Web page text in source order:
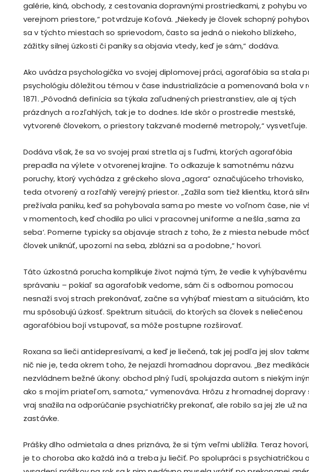
galérie, kiná, obchody, z cestovania dopravnými prostriedkami, z pohybu vo
verejnom priestore,“ potvrdzuje Koťová. „Niekedy je človek schopný
sa v týchto miestach so sprievodom, často sa jedná o niekoho blízkeho,
zážitky silnej úzkosti či paniky sa objavia vtedy, keď je sám,“ dodáva.
Ako uvádza psychologička vo svojej diplomovej práci, agorafóbia sa stala
psychológiu dôležitou témou v čase industrializácie a pomenovaná bola v
1871. „Pôvodná definícia sa týkala zaľudnených priestranstiev, ale aj tých
prázdnych a rozľahlých, tak je to dodnes. Ide skôr o prostredie mestské,
vytvorené človekom, o priestory takzvané moderné metropoly,“ vysvetľuje.
Dodáva však, že sa vo svojej praxi stretla aj s ľuďmi, ktorých agorafóbia
prepadla na výlete v otvorenej krajine. To odkazuje k samotnému názvu
poruchy, ktorý vychádza z gréckeho slova „agora“ označujúceho trhovisko,
teda otvorený a rozľahlý verejný priestor. „Zažila som tiež klientku, ktorá
prežívala paniku, keď sa pohybovala sama po meste vo voľnom čase, nie
v momentoch, keď chodila po ulici v pracovnej uniforme a nešla ‚sama za
seba‘. Pomerne typicky sa objavuje strach z toho, že z miesta nebude môcť
človek uniknúť, upozorní na seba, zblázni sa a podobne,“ hovorí.
Táto úzkostná porucha komplikuje život najmä tým, že vedie k vyhýbavému
správaniu – pokiaľ sa agorafobik vedome, sám či s odbornou pomocou
nesnaží svoj strach prekonávať, začne sa vyhýbať miestam a situáciám,
mu spôsobujú úzkosť. Spektrum situácií, do ktorých sa človek s neliečenou
agorafóbiou bojí vstupovať, sa môže postupne rozširovať.
Roxana sa lieči antidepresívami, a keď je liečená, tak jej podľa jej slov
nič nie je, teda okrem toho, že nejazdí hromadnou dopravou. „Bez
nezvládnem bežné úkony: obchod plný ľudí, spolujazda autom s niekým
ako s mojím priateľom, samota,“ vymenováva. Hrôzu z hromadnej dopravy
vraj snažila na odporúčanie psychiatričky prekonať, ale robilo sa jej zle už na
zastávke.
Prášky dlho odmietala a dnes priznáva, že si tým veľmi ublížila. Teraz
je to choroba ako každá iná a treba ju liečiť. Po spolupráci s psychiatričkou a